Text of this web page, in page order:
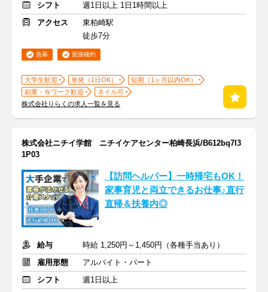
シフト
週1日以上 1日1時間以上
アクセス
東柏崎駅
徒歩7分
急募 面接確約
大学生歓迎 単発（1日OK）
短期（1ヶ月以内OK）
副業・Ｗワーク歓迎
ネイル可
株式会社りらくの求人一覧を見る
株式会社ニチイ学館 ニチイケアセンター柏崎長浜/B612bq7I3
1P03
【訪問ヘルパー】一時帰宅もOK！
家事育児と両立できるお仕事♪直行
直帰＆扶養内◎
給与
時給 1,250円～1,450円（各種手当あり）
雇用形態
アルバイト・パート
シフト
週1日以上